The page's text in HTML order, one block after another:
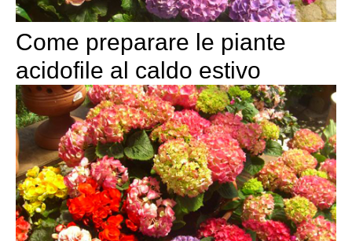
Come preparare le piante
acidofile al caldo estivo